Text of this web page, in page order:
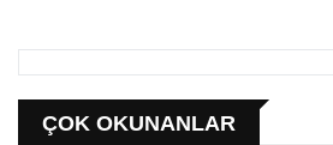
ÇOK OKUNANLAR